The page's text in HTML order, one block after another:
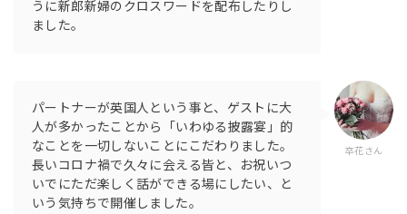
うに新郎新婦のクロスワードを配布したりし
ました。
卒花さん
パートナーが英国人という事と、ゲストに大
人が多かったことから「いわゆる披露宴」的
なことを一切しないことにこだわりました。
長いコロナ禍で久々に会える皆と、お祝いつ
いでにただ楽しく話ができる場にしたい、と
いう気持ちで開催しました。